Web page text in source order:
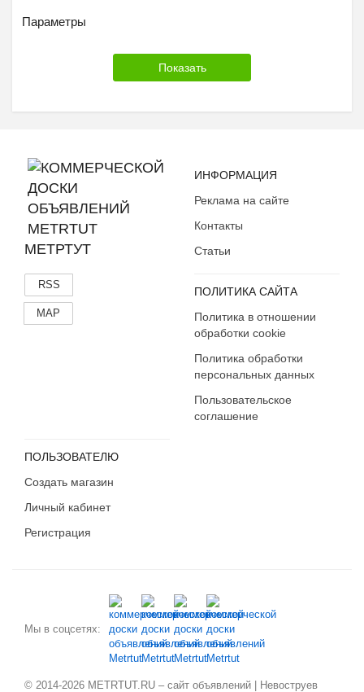
Параметры
МЕТРТУТ
RSS
MAP
ИНФОРМАЦИЯ
Реклама на сайте
Контакты
Статьи
ПОЛИТИКА САЙТА
Политика в отношении
обработки cookie
Политика обработки
персональных данных
Пользовательское
соглашение
ПОЛЬЗОВАТЕЛЮ
Создать магазин
Личный кабинет
Регистрация
Мы в соцсетях:
© 2014-2026 METRTUT.RU – сайт объявлений | Невоструев